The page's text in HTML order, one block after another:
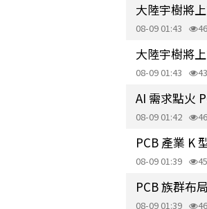
大陸宇樹將
08-09 01:43
大陸宇樹將
08-09 01:43
AI 需求點火
08-09 01:42
PCB 產業 K
08-09 01:39
PCB 族群布
08-09 01:39